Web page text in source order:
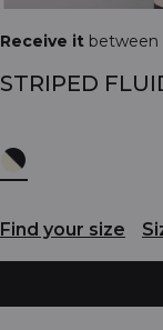
Receive it between
STRIPED
Find your size